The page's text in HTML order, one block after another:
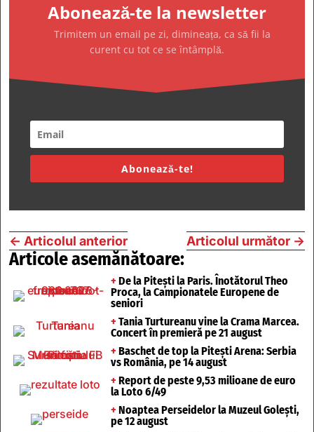
Abonează-te la newsletter
Trimitem un email pe zi, dimineața, ca să fii la
curent cu tot ce se întâmplă.
Abonează-te!
← Articolul anterior Articolul următor →
Articole asemănătoare:
+ De la Pitești la Paris. Înotătorul Theo
Proca, la Campionatele Europene de
seniori
+ Tania Turtureanu vine la Crama Marcea.
Concert în premieră pe 21 august
+ Baschet de top la Pitești Arena: Serbia
vs România, pe 14 august
+ Report de peste 9,53 milioane de euro
la Loto 6/49
+ Noaptea Perseidelor la Muzeul Golești,
pe 12 august